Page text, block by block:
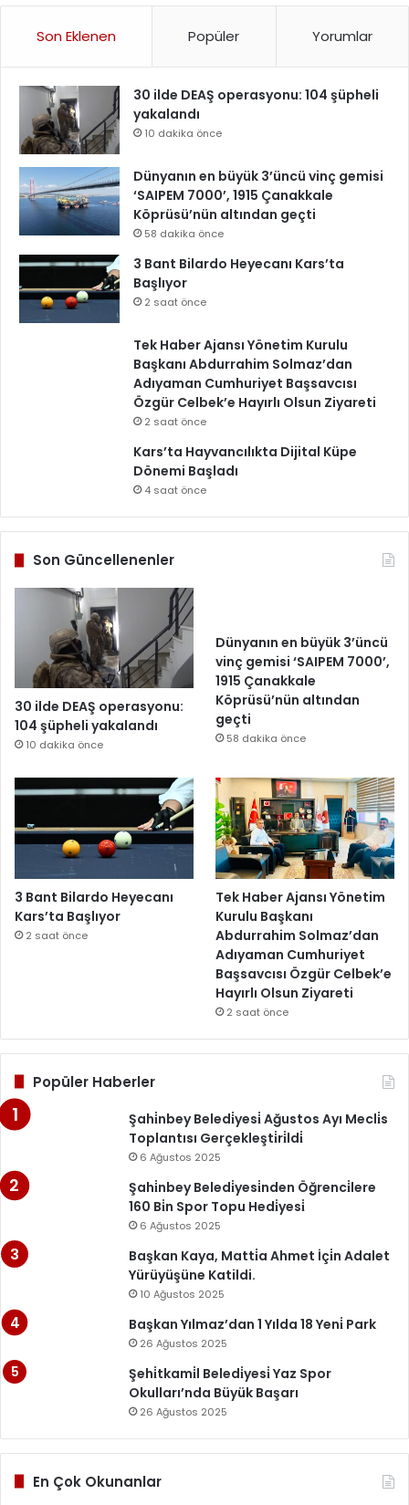
Son Eklenen Popüler Yorumlar
30 ilde DEAŞ operasyonu: 104 şüpheli
yakalandı
10 dakika önce
Dünyanın en büyük 3’üncü vinç gemisi
‘SAIPEM 7000’, 1915 Çanakkale
Köprüsü’nün altından geçti
58 dakika önce
3 Bant Bilardo Heyecanı Kars’ta
Başlıyor
2 saat önce
Tek Haber Ajansı Yönetim Kurulu
Başkanı Abdurrahim Solmaz’dan
Adıyaman Cumhuriyet Başsavcısı
Özgür Celbek’e Hayırlı Olsun Ziyareti
2 saat önce
Kars’ta Hayvancılıkta Dijital Küpe
Dönemi Başladı
4 saat önce
Son Güncellenenler
30 ilde DEAŞ operasyonu:
104 şüpheli yakalandı
10 dakika önce
Dünyanın en büyük 3’üncü
vinç gemisi ‘SAIPEM 7000’,
1915 Çanakkale
Köprüsü’nün altından
geçti
58 dakika önce
3 Bant Bilardo Heyecanı
Kars’ta Başlıyor
2 saat önce
Tek Haber Ajansı Yönetim
Kurulu Başkanı
Abdurrahim Solmaz’dan
Adıyaman Cumhuriyet
Başsavcısı Özgür Celbek’e
Hayırlı Olsun Ziyareti
2 saat önce
Popüler Haberler
Şahi̇nbey Beledi̇yesi̇ Ağustos Ayı Mecli̇s
Toplantısı Gerçekleşti̇ri̇ldi̇
6 Ağustos 2025
Şahi̇nbey Beledi̇yesi̇nden Öğrenci̇lere
160 Bi̇n Spor Topu Hedi̇yesi̇
6 Ağustos 2025
Başkan Kaya, Matti̇a Ahmet İçi̇n Adalet
Yürüyüşüne Katildi.
10 Ağustos 2025
Başkan Yılmaz’dan 1 Yılda 18 Yeni̇ Park
26 Ağustos 2025
Şehi̇tkami̇l Beledi̇yesi̇ Yaz Spor
Okulları’nda Büyük Başarı
26 Ağustos 2025
En Çok Okunanlar